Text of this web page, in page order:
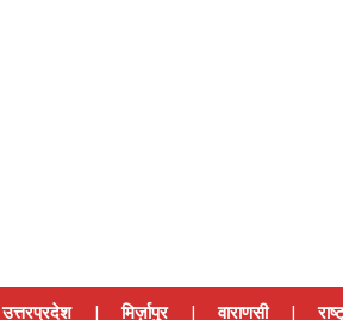
उत्तरप्रदेश | मिर्ज़ापुर | वाराणसी |